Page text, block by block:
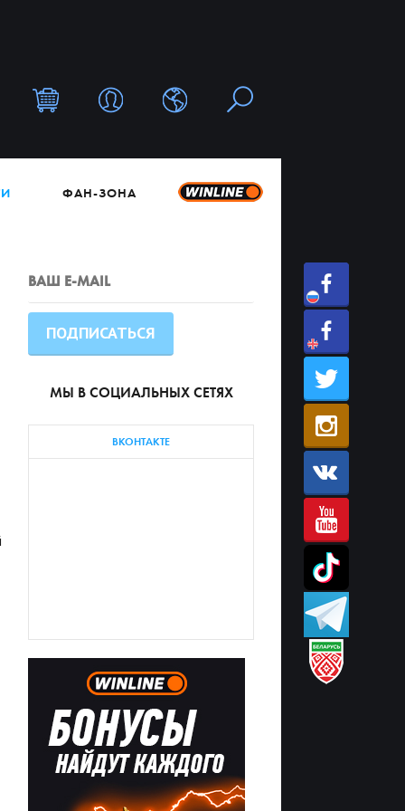
ФАН-ЗОНА
МЫ В СОЦИАЛЬНЫХ СЕТЯХ
ВКОНТАКТЕ